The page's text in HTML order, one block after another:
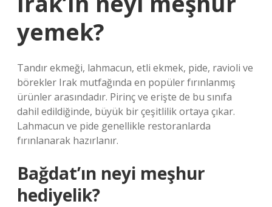
yemek?
Tandır ekmeği, lahmacun, etli ekmek, pide, ravioli ve
börekler Irak mutfağında en popüler fırınlanmış
ürünler arasındadır. Pirinç ve erişte de bu sınıfa
dahil edildiğinde, büyük bir çeşitlilik ortaya çıkar.
Lahmacun ve pide genellikle restoranlarda
fırınlanarak hazırlanır.
Bağdat’ın neyi meşhur
hediyelik?